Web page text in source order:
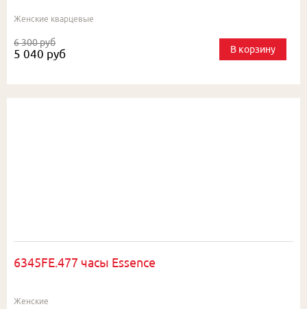
Женские кварцевые
6 300 руб
5 040 руб В корзину
6345FE.477 часы Essence
Женские